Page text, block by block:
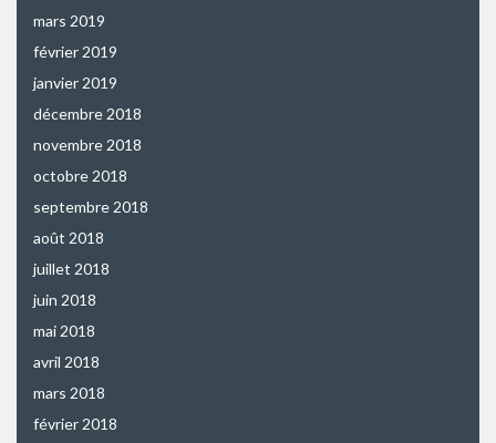
mars 2019
février 2019
janvier 2019
décembre 2018
novembre 2018
octobre 2018
septembre 2018
août 2018
juillet 2018
juin 2018
mai 2018
avril 2018
mars 2018
février 2018